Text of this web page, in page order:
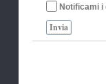
Notificami i
Invia